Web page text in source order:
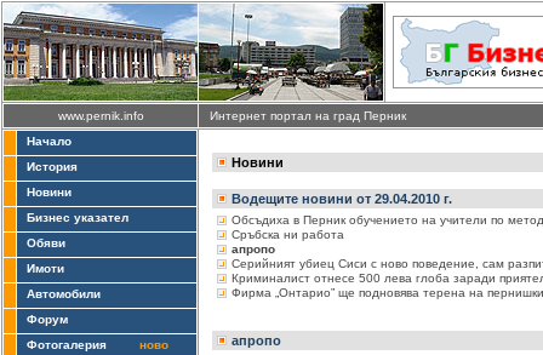
www.pernik.info
Интернет портал на град Перник
Начало
История
Новини
Бизнес указател
Обяви
Имоти
Автомобили
Форум
Фотогалерия
ново
Новини
Водещите новини от 29.04.2010 г.
Обсъдиха в Перник обучението на учители по
Сръбска ни работа
апропо
Серийният убиец Сиси с ново поведение, сам
Криминалист отнесе 500 лева глоба заради
Фирма „Онтарио” ще подновява терена на
апропо